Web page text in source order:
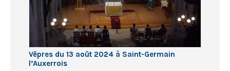
Vêpres du 13 août 2024 à Saint-Germain
l’Auxerrois